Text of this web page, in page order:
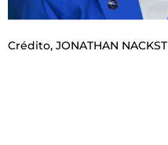
Crédito, JONATHAN